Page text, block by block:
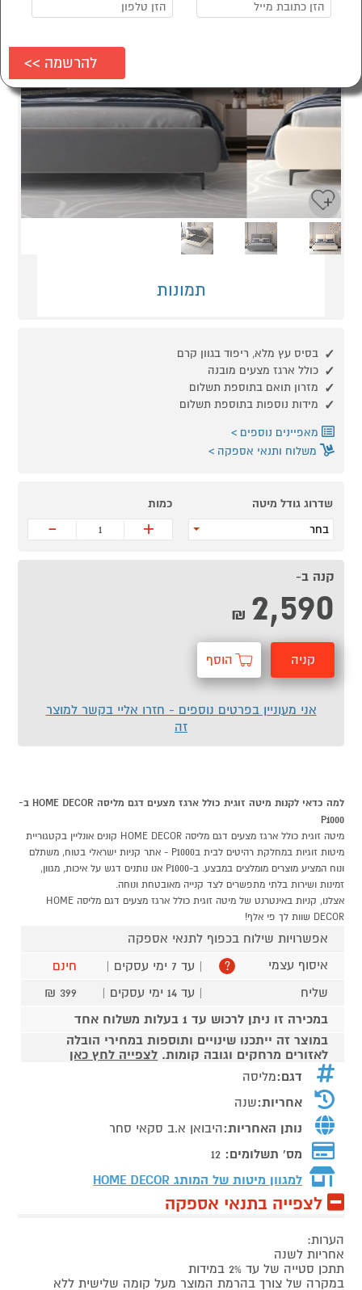
תמונות
בסיס עץ מלא, ריפוד בגוון קרם
כולל ארגז מצעים מובנה
מזרון תואם בתוספת תשלום
מידות נוספות בתוספת תשלום
מאפיינים נוספים
משלוח ותנאי אספקה
שדרוג גודל מיטה
בחר
כמות
+
-
קנה ב-
2,590
₪
קניה הוסף
אני מעוניין בפרטים נוספים - חזרו אליי בקשר למוצר
זה
למה כדאי לקנות מיטה זוגית כולל ארגז מצעים דגם מליסה HOME DECOR ב-
P1000
מיטה זוגית כולל ארגז מצעים דגם מליסה HOME DECOR קונים אונליין בקטגוריית
מיטות זוגיות במחלקת רהיטים לבית בP1000 - אתר קניות ישראלי בטוח, משתלם
ונוח המציע מוצרים מומלצים במבצע. ב-P1000 אנו נותנים דגש על איכות, מגוון,
זמינות ושירות בלתי מתפשרים לצד קנייה מאובטחת ונוחה.
אצלנו, קניות באינטרנט של מיטה זוגית כולל ארגז מצעים דגם מליסה HOME
DECOR שוות לך פי אלף!
אפשרויות שילוח בכפוף לתנאי אספקה
איסוף עצמי
? | עד 7 ימי עסקים |
חינם
שליח
| עד 14 ימי עסקים |
399 ₪
במכירה זו ניתן לרכוש עד 1 בעלות משלוח אחד
במוצר זה ייתכנו שינויים ותוספות במחירי הובלה
לאזורים מרחקים וגובה קומות. לצפייה לחץ כאן
דגם:מליסה
אחריות:שנה
נותן האחריות:היבואן א.ב סקאי סחר
מס' תשלומים: 12
למגוון מיטות של המותג HOME DECOR
לצפייה בתנאי אספקה
הערות:
אחריות לשנה
תתכן סטייה של עד 2% במידות
במקרה של צורך בהרמת המוצר מעל קומה שלישית ללא